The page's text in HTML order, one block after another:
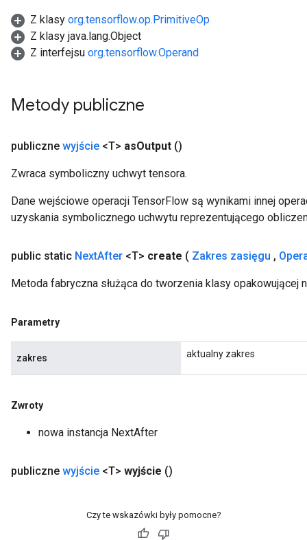
Z klasy org.tensorflow.op.PrimitiveOp
Z klasy java.lang.Object
Z interfejsu org.tensorflow.Operand
Metody publiczne
publiczne wyjście <T> asOutput ()
Zwraca symboliczny uchwyt tensora.
Dane wejściowe operacji TensorFlow są wynikami innej
uzyskania symbolicznego uchwytu reprezentującego
public static NextAfter <T> create ( Zakres zasięgu ,
Metoda fabryczna służąca do tworzenia klasy opakowującej
Parametry
zakres aktualny zakres
Zwroty
nowa instancja NextAfter
publiczne wyjście <T> wyjście ()
Czy te wskazówki były pomocne?